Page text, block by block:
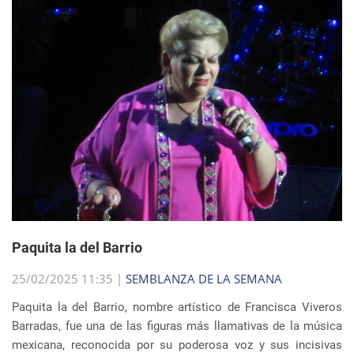
Paquita la del Barrio
25/02/2025 11:35 | SEMBLANZA DE LA SEMANA
Paquita la del Barrio, nombre artístico de Francisca Viveros
Barradas, fue una de las figuras más llamativas de la música
mexicana, reconocida por su poderosa voz y sus incisivas